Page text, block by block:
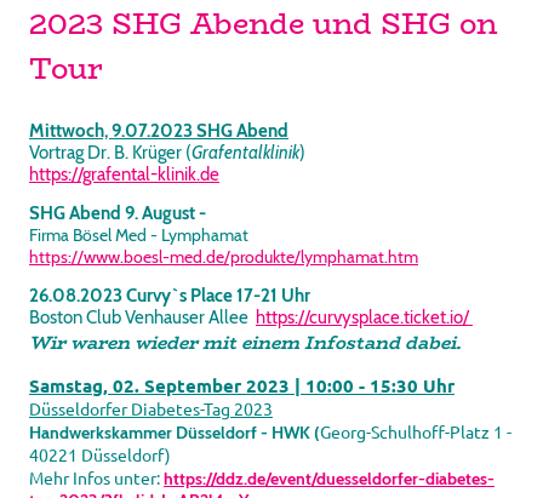
2023 SHG Abende und SHG on
Tour
Mittwoch, 9.07.2023 SHG Abend
Vortrag Dr. B. Krüger (Grafentalklinik)
https://grafental-klinik.de
SHG Abend 9. August -
Firma Bösel Med - Lymphamat
https://www.boesl-med.de/produkte/lymphamat.htm
26.08.2023 Curvy`s Place 17-21 Uhr
Boston Club Venhauser Allee https://curvysplace.ticket.io/
Wir waren wieder mit einem Infostand dabei.
Samstag, 02. September 2023 | 10:00 - 15:30 Uhr
Düsseldorfer Diabetes-Tag 2023
Handwerkskammer Düsseldorf - HWK (Georg-Schulhoff-Platz 1 -
40221 Düsseldorf)
Mehr Infos unter:https://ddz.de/event/duesseldorfer-diabetes-